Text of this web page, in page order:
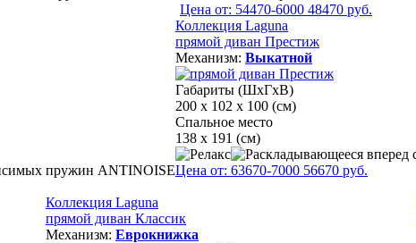
Цена от: 54470-6000 48470 руб.
Коллекция Laguna
прямой диван Престиж
Механизм: Выкатной
Габариты (ШхГхВ)
200 х 102 х 100 (см)
Спальное место
138 х 191 (см)
Цена от: 63670-7000 56670 руб.
Коллекция Laguna
прямой диван Классик
Механизм: Еврокнижка